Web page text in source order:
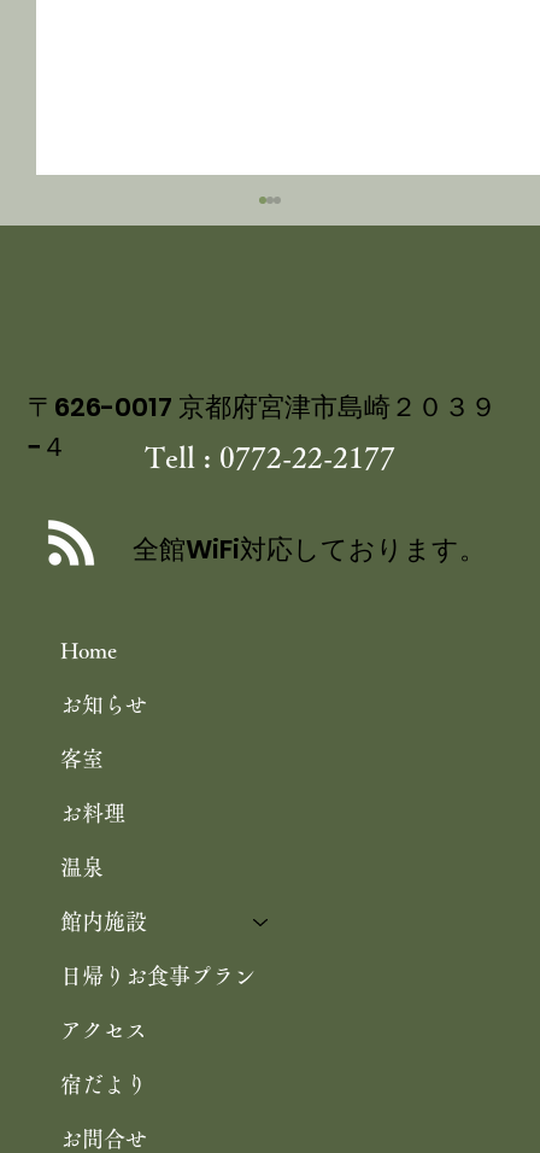
ルク 飯尾醸造 富士酢プレミアム使用
Home
お知らせ
客室
お料理
温泉
館内施設
日帰りお食事プラン
アクセス
宿だより
お問合せ
〒626-0017 京都府宮津市島崎２０３９
−４
Tell : 0772-22-2177
全館WiFi対応しております。